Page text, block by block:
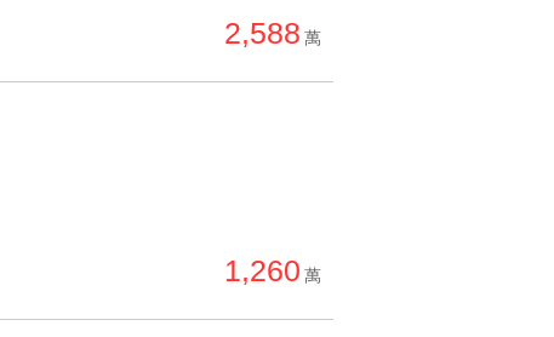
2,588 萬
1,260 萬